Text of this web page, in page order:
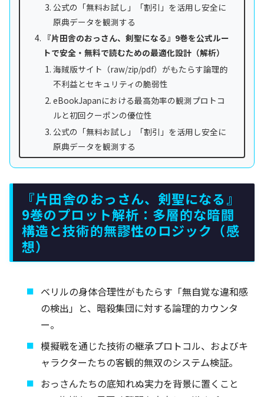
公式の「無料お試し」「割引」を活用し安全に
原典データを観測する
『片田舎のおっさん、剣聖になる』9巻を公式ルー
トで安全・無料で読むための最適化設計（解析）
海賊版サイト（raw/zip/pdf）がもたらす論理的
不利益とセキュリティの脆弱性
eBookJapanにおける最高効率の観測プロトコ
ルと初回クーポンの優位性
公式の「無料お試し」「割引」を活用し安全に
原典データを観測する
『片田舎のおっさん、剣聖になる』
9巻のプロット解析：多層的な暗闘
構造と技術的無謬性のロジック（感
想）
ベリルの身体合理性がもたらす「無自覚な違和感
の検出」と、暗殺集団に対する論理的カウンタ
ー。
模擬戦を通じた技術の継承プロトコル、およびキ
ャラクターたちの客観的無双のシステム検証。
おっさんたちの底知れぬ実力を背景に置くこと